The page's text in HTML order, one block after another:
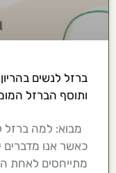
ברזל לנשים
ותוסף הברזל
מבוא: למה ברזל
כאשר אנו מדברים
מתייחסים לאחת